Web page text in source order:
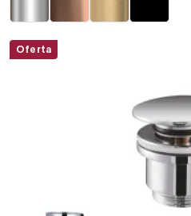
Oferta